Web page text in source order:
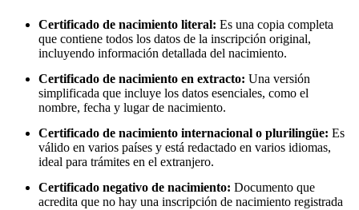
Certificado de nacimiento literal: Es una copia completa
que contiene todos los datos de la inscripción original,
incluyendo información detallada del nacimiento.
Certificado de nacimiento en extracto: Una versión
simplificada que incluye los datos esenciales, como el
nombre, fecha y lugar de nacimiento.
Certificado de nacimiento internacional o plurilingüe: Es
válido en varios países y está redactado en varios idiomas,
ideal para trámites en el extranjero.
Certificado negativo de nacimiento: Documento que
acredita que no hay una inscripción de nacimiento registrada